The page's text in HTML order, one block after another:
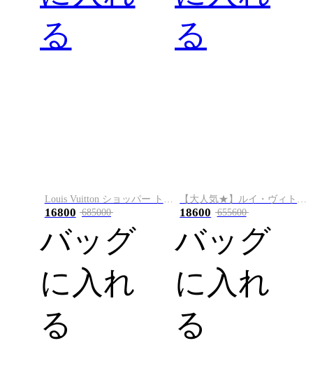
る
16800 685000
バッグ
に入れ
る
る
18600 655600
バッグ
に入れ
る